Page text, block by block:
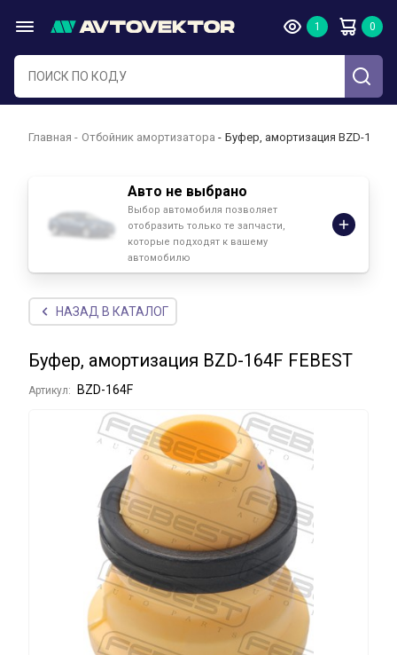
Главная Отбойник амортизатора Буфер, амортизация BZD-164F
Авто не выбрано
Выбор автомобиля позволяет
отобразить только те запчасти,
которые подходят к вашему
автомобилю
НАЗАД В КАТАЛОГ
Буфер, амортизация BZD-164F FEBEST
Артикул: BZD-164F